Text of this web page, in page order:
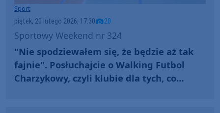
Sport
piątek, 20 lutego 2026, 17:30 20
Sportowy Weekend nr 324
"Nie spodziewałem się, że będzie aż tak
fajnie". Posłuchajcie o Walking Futbol
Charzykowy, czyli klubie dla tych, co